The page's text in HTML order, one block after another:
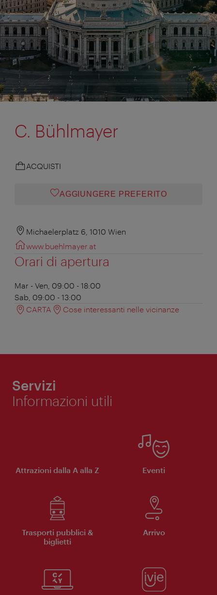
C. Bühlmayer
ACQUISTI
AGGIUNGERE PREFERITO
Michaelerplatz 6, 1010 Wien
www.buehlmayer.at
Orari di apertura
Mar - Ven, 09:00 - 18:00
Sab, 09:00 - 13:00
CARTA
Cose interessanti nelle vicinanze
Servizi
Informazioni utili
Attrazioni dalla A alla Z Eventi
Trasporti pubblici &
biglietti
Arrivo